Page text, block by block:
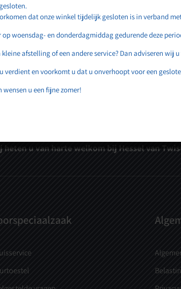
heten u van harte welkom bij Hessel van
dat onze winkel tijdelijk gesloten is in verband
woensdag- en donderdagmiddag gedurende deze
afstelling of een andere service? Dan adviseren wij
verdient en voorkomt u dat u onverhoopt voor een
u een fijne zomer!